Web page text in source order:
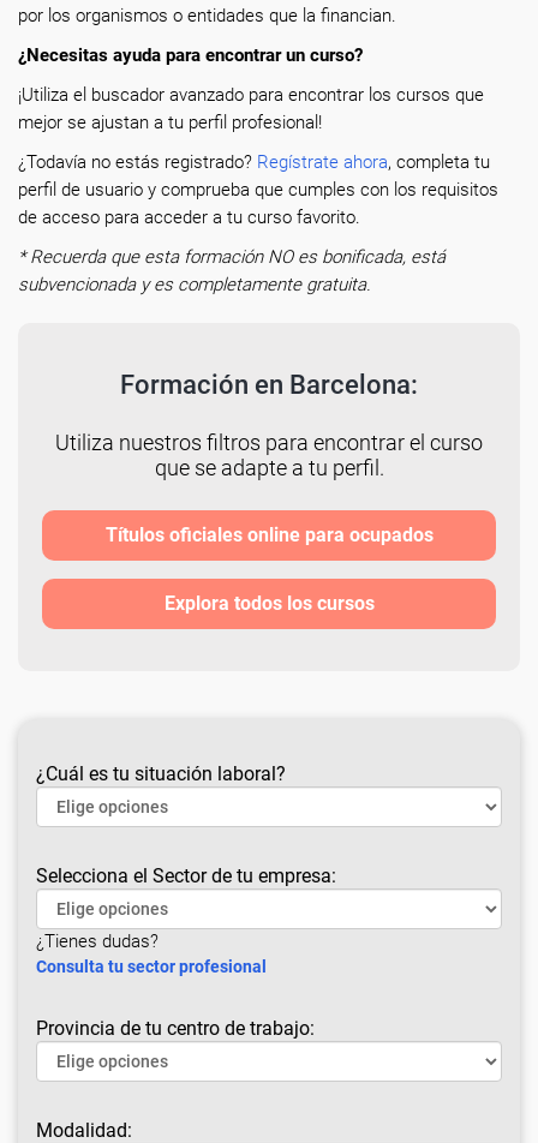
por los organismos o entidades que la financian.
¿Necesitas ayuda para encontrar un curso?
¡Utiliza el buscador avanzado para encontrar los cursos que
mejor se ajustan a tu perfil profesional!
¿Todavía no estás registrado? Regístrate ahora, completa tu
perfil de usuario y comprueba que cumples con los requisitos
de acceso para acceder a tu curso favorito.
* Recuerda que esta formación NO es bonificada, está
subvencionada y es completamente gratuita.
Formación en Barcelona:
Utiliza nuestros filtros para encontrar el curso
que se adapte a tu perfil.
Títulos oficiales online para ocupados
Explora todos los cursos
¿Cuál es tu situación laboral?
Selecciona el Sector de tu empresa:
¿Tienes dudas?
Consulta tu sector profesional
Provincia de tu centro de trabajo:
Modalidad: